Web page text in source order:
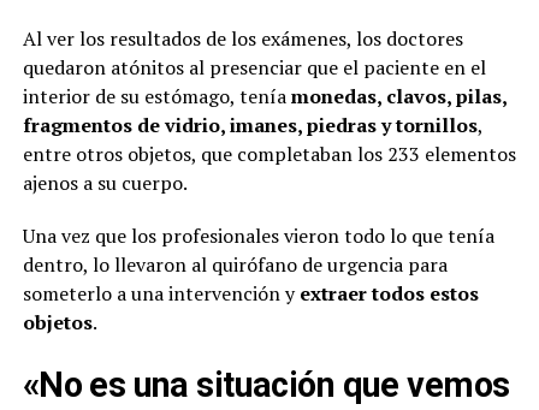
Al ver los resultados de los exámenes, los doctores
quedaron atónitos al presenciar que el paciente en el
interior de su estómago, teníamonedas, clavos, pilas,
fragmentos de vidrio, imanes, piedras y tornillos,
entre otros objetos, que completaban los 233 elementos
ajenos a su cuerpo.
Una vez que los profesionales vieron todo lo que tenía
dentro, lo llevaron al quirófano de urgencia para
someterlo a una intervención yextraer todos estos
objetos.
«No es una situación que vemos